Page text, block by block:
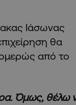
Ιάσωνας
θα
από το
Όμως, θέλω